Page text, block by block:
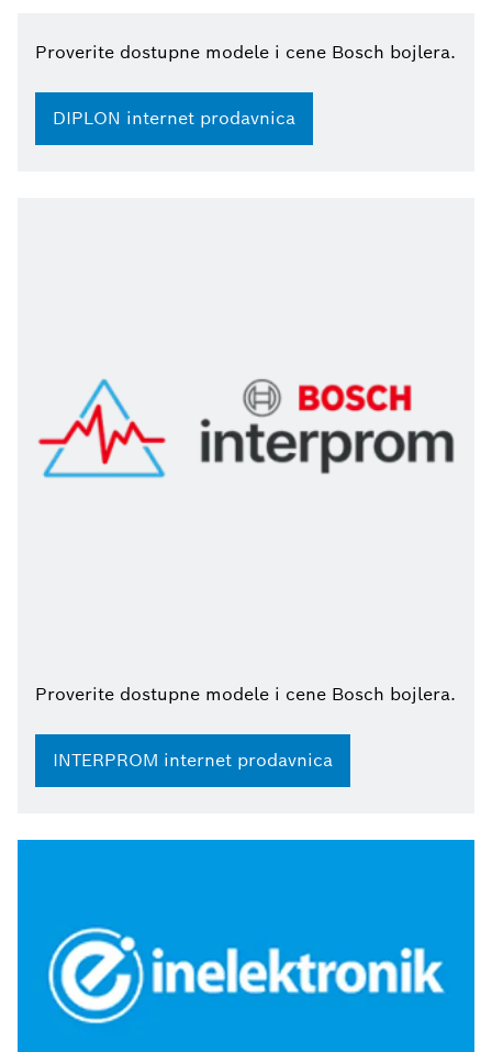
Proverite dostupne modele i cene Bosch bojlera.
DIPLON internet prodavnica
Proverite dostupne modele i cene Bosch bojlera.
INTERPROM internet prodavnica